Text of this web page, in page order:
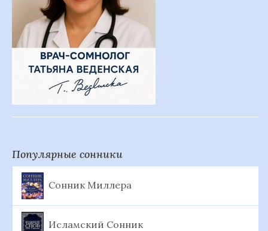
Популярные сонники
Сонник Миллера
Исламский Сонник